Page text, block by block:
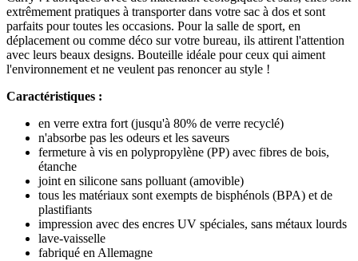
extrêmement pratiques à transporter dans votre sac à dos et sont
parfaits pour toutes les occasions. Pour la salle de sport, en
déplacement ou comme déco sur votre bureau, ils attirent l'attention
avec leurs beaux designs. Bouteille idéale pour ceux qui aiment
l'environnement et ne veulent pas renoncer au style !
Caractéristiques :
en verre extra fort (jusqu'à 80% de verre recyclé)
n'absorbe pas les odeurs et les saveurs
fermeture à vis en polypropylène (PP) avec fibres de bois,
étanche
joint en silicone sans polluant (amovible)
tous les matériaux sont exempts de bisphénols (BPA) et de
plastifiants
impression avec des encres UV spéciales, sans métaux lourds
lave-vaisselle
fabriqué en Allemagne